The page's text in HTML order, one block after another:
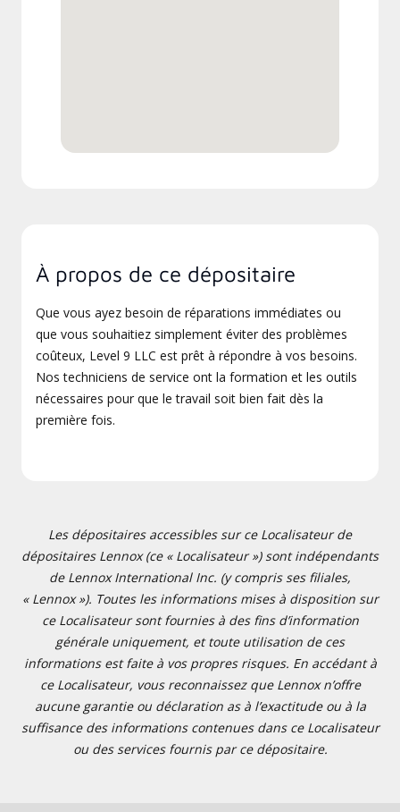
À propos de ce dépositaire
Que vous ayez besoin de réparations immédiates ou
que vous souhaitiez simplement éviter des problèmes
coûteux, Level 9 LLC est prêt à répondre à vos besoins.
Nos techniciens de service ont la formation et les outils
nécessaires pour que le travail soit bien fait dès la
première fois.
Les dépositaires accessibles sur ce Localisateur de
dépositaires Lennox (ce « Localisateur ») sont indépendants
de Lennox International Inc. (y compris ses filiales,
« Lennox »). Toutes les informations mises à disposition sur
ce Localisateur sont fournies à des fins d’information
générale uniquement, et toute utilisation de ces
informations est faite à vos propres risques. En accédant à
ce Localisateur, vous reconnaissez que Lennox n’offre
aucune garantie ou déclaration as à l’exactitude ou à la
suffisance des informations contenues dans ce Localisateur
ou des services fournis par ce dépositaire.